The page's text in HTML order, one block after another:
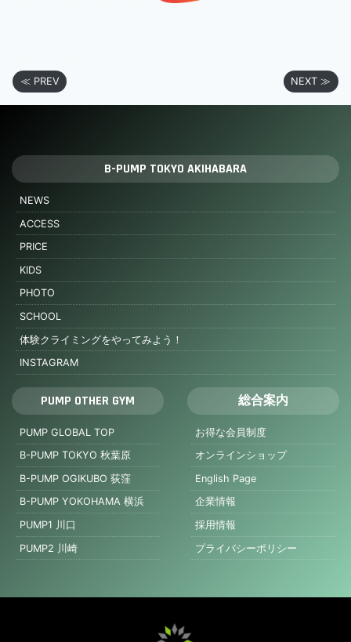
≪ PREV NEXT ≫
B-PUMP TOKYO AKIHABARA
NEWS
ACCESS
PRICE
KIDS
PHOTO
SCHOOL
体験クライミングをやってみよう！
INSTAGRAM
PUMP OTHER GYM
PUMP GLOBAL TOP
B-PUMP TOKYO 秋葉原
B-PUMP OGIKUBO 荻窪
B-PUMP YOKOHAMA 横浜
PUMP1 川口
PUMP2 川崎
総合案内
お得な会員制度
オンラインショップ
English Page
企業情報
採用情報
プライバシーポリシー